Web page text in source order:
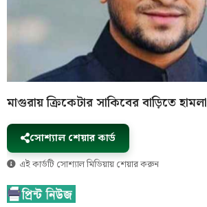
মাগুরায় ক্রিকেটার সাকিবের বাড়িতে হামলা
সোশ্যাল শেয়ার কার্ড
এই কার্ডটি সোশ্যাল মিডিয়ায় শেয়ার করুন